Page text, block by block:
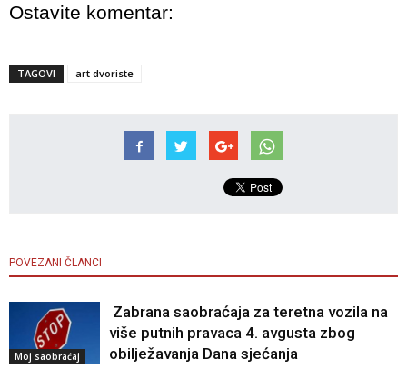
Ostavite komentar:
TAGOVI art dvoriste
POVEZANI ČLANCI
Moj saobraćaj
Zabrana saobraćaja za teretna vozila na
više putnih pravaca 4. avgusta zbog
obilježavanja Dana sjećanja